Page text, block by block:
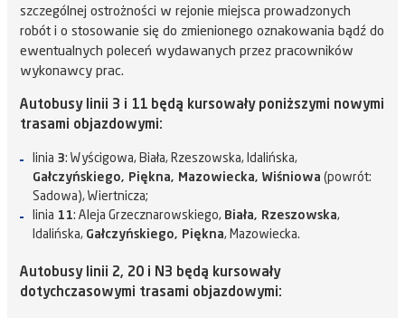
szczególnej ostrożności w rejonie miejsca prowadzonych
robót i o stosowanie się do zmienionego oznakowania bądź do
ewentualnych poleceń wydawanych przez pracowników
wykonawcy prac.
Autobusy linii 3 i 11 będą kursowały poniższymi nowymi
trasami objazdowymi:
linia 3: Wyścigowa, Biała, Rzeszowska, Idalińska,
Gałczyńskiego, Piękna, Mazowiecka, Wiśniowa (powrót:
Sadowa), Wiertnicza;
linia 11: Aleja Grzecznarowskiego, Biała, Rzeszowska,
Idalińska, Gałczyńskiego, Piękna, Mazowiecka.
Autobusy linii 2, 20 i N3 będą kursowały
dotychczasowymi trasami objazdowymi: